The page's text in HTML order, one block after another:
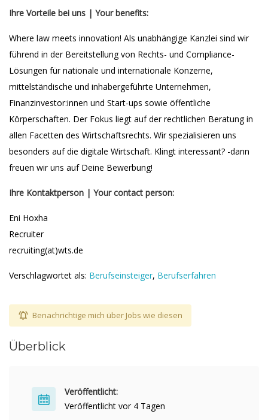
Ihre Vorteile bei uns | Your benefits:
Where law meets innovation! Als unabhängige Kanzlei sind wir
führend in der Bereitstellung von Rechts- und Compliance-
Lösungen für nationale und internationale Konzerne,
mittelständische und inhabergeführte Unternehmen,
Finanzinvestor:innen und Start-ups sowie öffentliche
Körperschaften. Der Fokus liegt auf der rechtlichen Beratung in
allen Facetten des Wirtschaftsrechts. Wir spezialisieren uns
besonders auf die digitale Wirtschaft. Klingt interessant? -dann
freuen wir uns auf Deine Bewerbung!
Ihre Kontaktperson | Your contact person:
Eni Hoxha
Recruiter
recruiting(at)wts.de
Verschlagwortet als: Berufseinsteiger, Berufserfahren
Benachrichtige mich über Jobs wie diesen
Überblick
Veröffentlicht:
Veröffentlicht vor 4 Tagen